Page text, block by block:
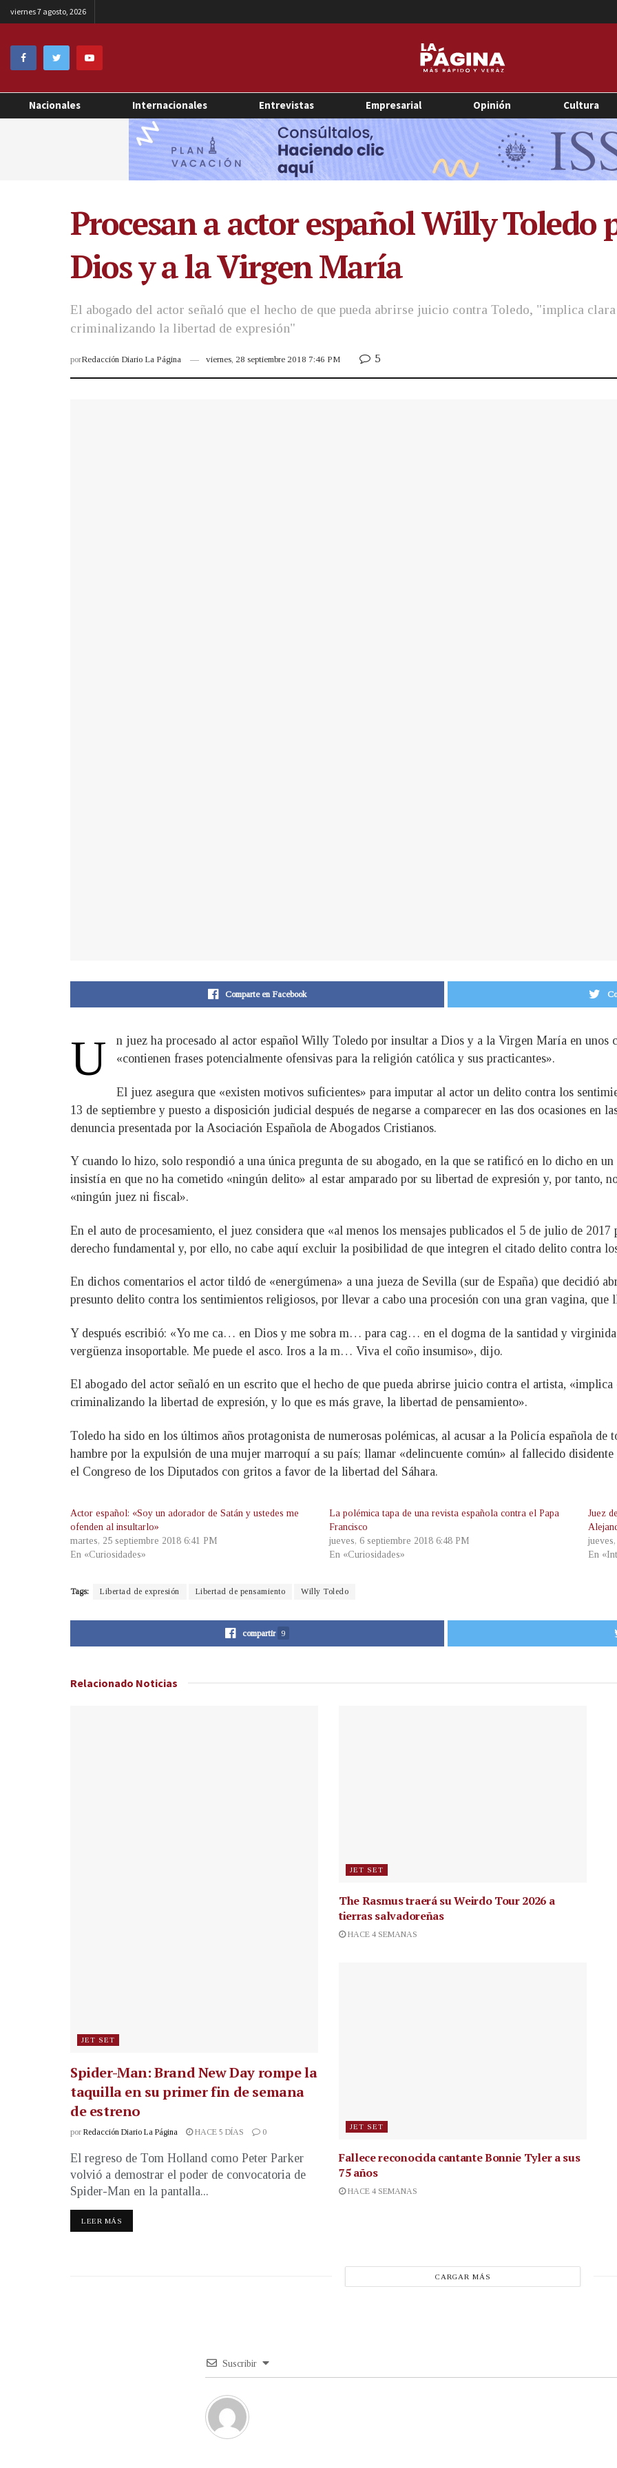
viernes 7 agosto, 2026
Nacionales Internacionales Entrevistas Empresarial Opinión Cultura
Procesan a actor español Willy Toledo
Dios y a la Virgen María
El abogado del actor señaló que el hecho de que pueda abrirse juicio contra Toledo, "implica clara
criminalizando la libertad de expresión"
porRedacción Diario La Página viernes, 28 septiembre 2018 7:46 PM 5
Comparte en Facebook
U
n juez ha procesado al actor español Willy Toledo por insultar a Dios y a la Virgen María en unos
«contienen frases potencialmente ofensivas para la religión católica y sus practicantes».
El juez asegura que «existen motivos suficientes» para imputar al actor un delito contra los
13 de septiembre y puesto a disposición judicial después de negarse a comparecer en las dos ocasiones en
denuncia presentada por la Asociación Española de Abogados Cristianos.
Y cuando lo hizo, solo respondió a una única pregunta de su abogado, en la que se ratificó en lo dicho en un
insistía en que no ha cometido «ningún delito» al estar amparado por su libertad de expresión y, por tanto,
«ningún juez ni fiscal».
En el auto de procesamiento, el juez considera que «al menos los mensajes publicados el 5 de julio de 2017
derecho fundamental y, por ello, no cabe aquí excluir la posibilidad de que integren el citado delito contra
En dichos comentarios el actor tildó de «energúmena» a una jueza de Sevilla (sur de España) que decidió
presunto delito contra los sentimientos religiosos, por llevar a cabo una procesión con una gran vagina, que
Y después escribió: «Yo me ca… en Dios y me sobra m… para cag… en el dogma de la santidad y
vergüenza insoportable. Me puede el asco. Iros a la m… Viva el coño insumiso», dijo.
El abogado del actor señaló en un escrito que el hecho de que pueda abrirse juicio contra el artista, «implica
criminalizando la libertad de expresión, y lo que es más grave, la libertad de pensamiento».
Toledo ha sido en los últimos años protagonista de numerosas polémicas, al acusar a la Policía española de
hambre por la expulsión de una mujer marroquí a su país; llamar «delincuente común» al fallecido
el Congreso de los Diputados con gritos a favor de la libertad del Sáhara.
Actor español: «Soy un adorador de Satán y ustedes me
ofenden al insultarlo»
martes, 25 septiembre 2018 6:41 PM
En «Curiosidades»
La polémica tapa de una revista española contra el Papa
Francisco
jueves, 6 septiembre 2018 6:48 PM
En «Curiosidades»
Juez
En
Tags: Libertad de expresión Libertad de pensamiento Willy Toledo
compartir 9
Relacionado Noticias
JET SET
Spider-Man: Brand New Day rompe la
taquilla en su primer fin de semana
de estreno
por Redacción Diario La Página HACE 5 DÍAS 0
El regreso de Tom Holland como Peter Parker
volvió a demostrar el poder de convocatoria de
Spider-Man en la pantalla...
LEER MÁS
JET SET
The Rasmus traerá su Weirdo Tour 2026 a
tierras salvadoreñas
HACE 4 SEMANAS
JET SET
Fallece reconocida cantanteBonnie Tyler a sus
75 años
HACE 4 SEMANAS
CARGAR MÁS
Suscribir